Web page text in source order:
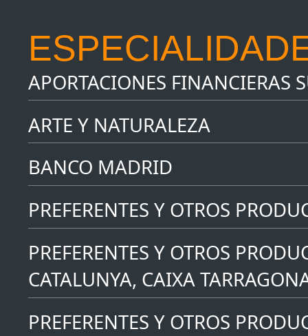
APORTACIONES FINANCIERAS
ARTE Y NATURALEZA
BANCO MADRID
PREFERENTES Y OTROS
PREFERENTES Y OTROS
CATALUNYA, CAIXA
PREFERENTES Y OTROS